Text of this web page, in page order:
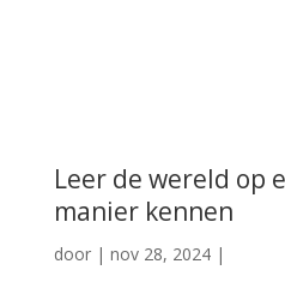
Leer de wereld op
manier kennen
door | nov 28, 2024|